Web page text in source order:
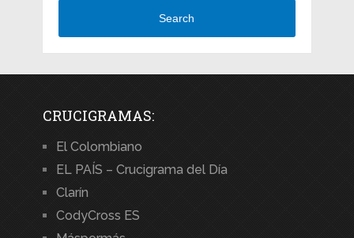
Search
CRUCIGRAMAS:
El Colombiano
EL PAÍS – Crucigrama del Día
Clarín
CodyCross ES